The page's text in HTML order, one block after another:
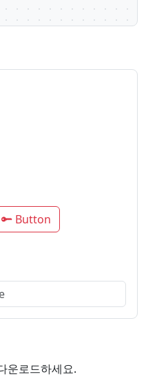
Button
운로드하세요.